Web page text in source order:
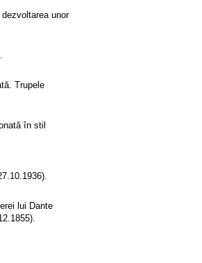
unor
Trupele
în stil
lui Dante